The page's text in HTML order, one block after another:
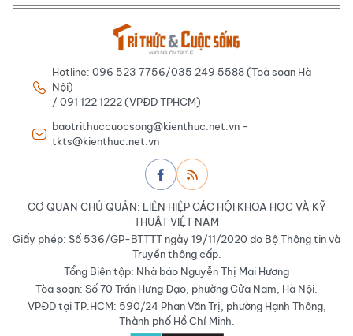
Hotline: 096 523 7756/035 249 5588 (Toà soạn Hà
Nội)
/ 091 122 1222 (VPĐD TPHCM)
baotrithuccuocsong@kienthuc.net.vn -
tkts@kienthuc.net.vn
CƠ QUAN CHỦ QUẢN: LIÊN HIỆP CÁC HỘI KHOA HỌC VÀ KỸ
THUẬT VIỆT NAM
Giấy phép: Số 536/GP-BTTTT ngày 19/11/2020 do Bộ Thông tin và
Truyền thông cấp.
Tổng Biên tập: Nhà báo Nguyễn Thị Mai Hương
Tòa soạn: Số 70 Trần Hưng Đạo, phường Cửa Nam, Hà Nội.
VPĐD tại TP.HCM: 590/24 Phan Văn Trị, phường Hạnh Thông,
Thành phố Hồ Chí Minh.